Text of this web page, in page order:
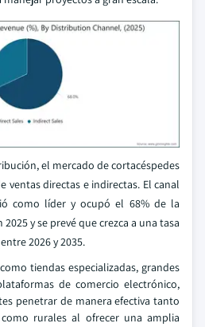
el mercado de cortacéspedes
ventas directas e indirectas. El canal
como líder y ocupó el 68% de la
y se prevé que crezca a una tasa
2026 y 2035.
tiendas especializadas, grandes
de comercio electrónico,
penetrar de manera efectiva tanto
rurales al ofrecer una amplia